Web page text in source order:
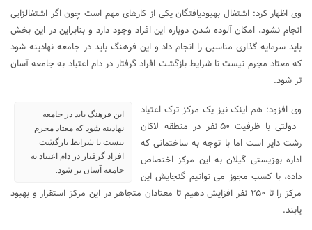
وی اظهار کرد: اشتغال بهبودیافتگان یکی از کارهای مهم است چون اگر اشتغالزایی
انجام نشود، امکان آلوده شدن دوباره این افراد وجود دارد و بنابراین در این بخش
باید سرمایه گذاری مناسبی را انجام داد و این فرهنگ باید در جامعه نهادینه شود
که معتاد مجرم نیست تا شرایط بازگشت افراد گرفتار در دام اعتیاد به جامعه آسان
تر شود.
این فرهنگ باید در جامعه
نهادینه شود که معتاد مجرم
نیست تا شرایط بازگشت
افراد گرفتار در دام اعتیاد به
جامعه آسان تر شود.
وی افزود: هم اینک نیز یک مرکز ترک اعتیاد
دولتی با ظرفیت ۵۰ نفر در منطقه لاکان
رشت دایر است اما با توجه به ساختمانی که
اداره بهزیستی گیلان به این مرکز اختصاص
داده، با کسب مجوز می توانیم گنجایش این
مرکز را تا ۲۵۰ نفر افزایش دهیم تا معتادان متجاهر در این مرکز استقرار و بهبود
یابند.